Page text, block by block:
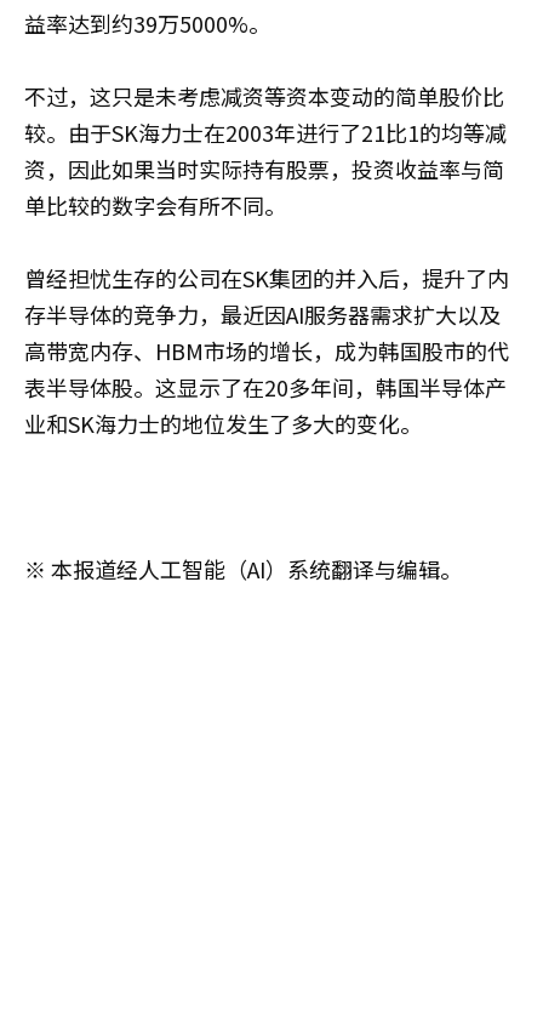
益率达到约39万5000%。
不过，这只是未考虑减资等资本变动的简单股价比
较。由于SK海力士在2003年进行了21比1的均等减
资，因此如果当时实际持有股票，投资收益率与简
单比较的数字会有所不同。
曾经担忧生存的公司在SK集团的并入后，提升了内
存半导体的竞争力，最近因AI服务器需求扩大以及
高带宽内存、HBM市场的增长，成为韩国股市的代
表半导体股。这显示了在20多年间，韩国半导体产
业和SK海力士的地位发生了多大的变化。
※ 本报道经人工智能（AI）系统翻译与编辑。